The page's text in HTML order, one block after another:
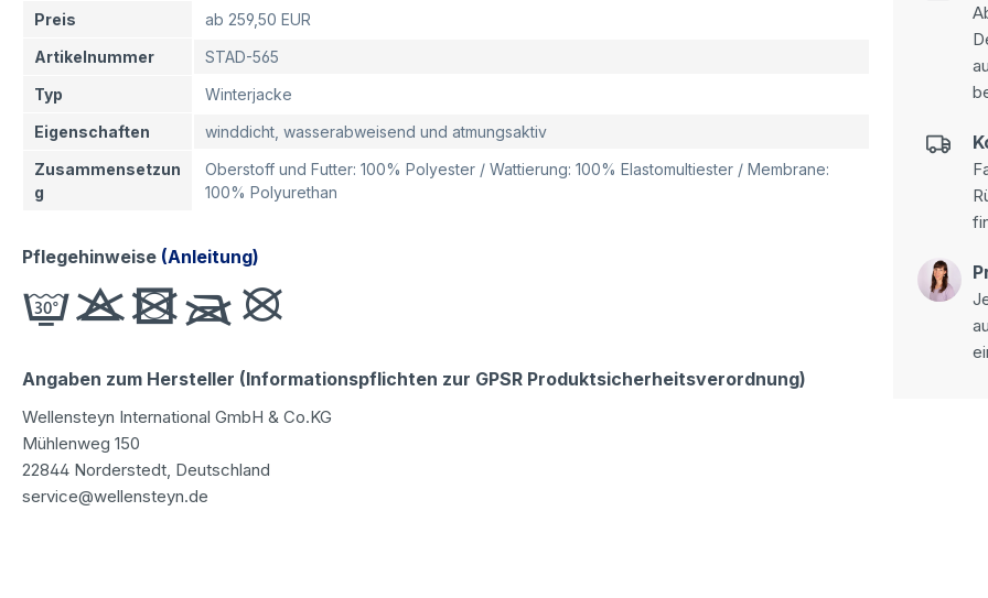
Preis
ab 259,50 EUR
Artikelnummer
STAD-565
Typ
Winterjacke
Eigenschaften
winddicht, wasserabweisend und atmungsaktiv
Zusammensetzun
g
Oberstoff und Futter: 100% Polyester / Wattierung: 100% Elastomultiester / Membrane:
100% Polyurethan
Pflegehinweise (Anleitung)
Angaben zum Hersteller (Informationspflichten zur GPSR Produktsicherheitsverordnung)
Wellensteyn International GmbH & Co.KG
Mühlenweg 150
22844 Norderstedt, Deutschland
service@wellensteyn.de